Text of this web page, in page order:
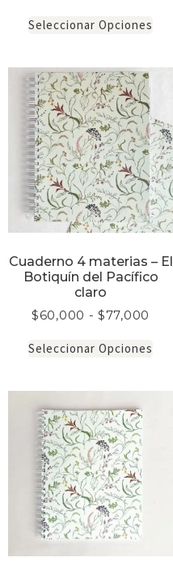
Seleccionar Opciones
Cuaderno 4 materias – El
Botiquín del Pacífico
claro
$60,000 - $77,000
Seleccionar Opciones